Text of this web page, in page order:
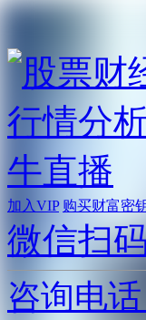
加入VIP 购买财富密
微信扫
咨询电话